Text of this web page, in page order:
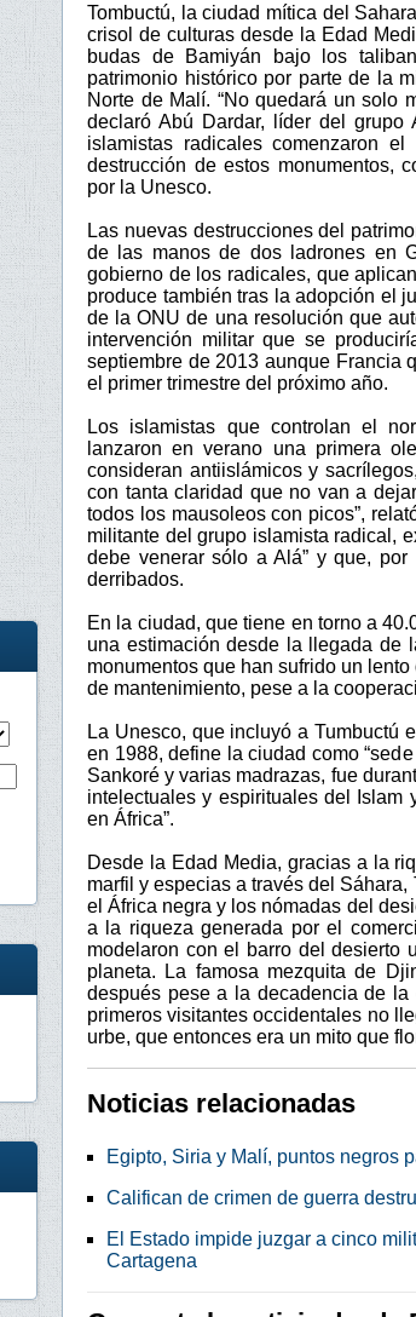
Tombuctú, la ciudad mítica del
crisol de culturas desde la Edad
budas de Bamiyán bajo los
patrimonio histórico por parte de la
Norte de Malí. “No quedará un solo
declaró Abú Dardar, líder del
islamistas radicales comenzaron
destrucción de estos monumentos,
por la Unesco.
Las nuevas destrucciones del
de las manos de dos ladrones en
gobierno de los radicales, que
produce también tras la adopción el
de la ONU de una resolución que
intervención militar que se
septiembre de 2013 aunque Francia
el primer trimestre del próximo año.
Los islamistas que controlan el
lanzaron en verano una primera
consideran antiislámicos y
con tanta claridad que no van a
todos los mausoleos con picos”,
militante del grupo islamista radical,
debe venerar sólo a Alá” y que,
derribados.
En la ciudad, que tiene en torno a
una estimación desde la llegada de
monumentos que han sufrido un
de mantenimiento, pese a la
La Unesco, que incluyó a Tumbuctú
en 1988, define la ciudad como
Sankoré y varias madrazas, fue
intelectuales y espirituales del Islam
en África”.
Desde la Edad Media, gracias a la
marfil y especias a través del
el África negra y los nómadas del
a la riqueza generada por el
modelaron con el barro del desierto
planeta. La famosa mezquita de
después pese a la decadencia de
primeros visitantes occidentales no
urbe, que entonces era un mito que
Noticias relacionadas
Egipto, Siria y Malí, puntos negros
Califican de crimen de guerra
El Estado impide juzgar a cinco
Cartagena